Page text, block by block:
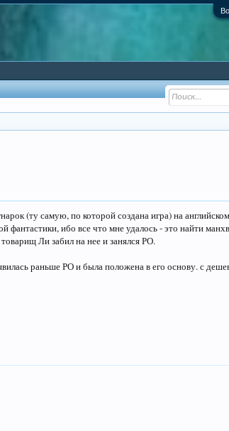
(ту самую, по которой создана игра) на
фантастики, ибо все что мне удалось - это найти
Ли забил на нее и занялся РО.
раньше РО и была положена в его основу. с